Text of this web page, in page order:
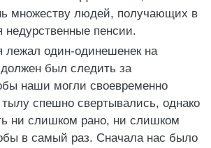
множеству людей, получающих в
недурственные пенсии.
лежал один-одинешенек на
был следить за
наши могли своевременно
спешно свертывались, однако
ни слишком рано, ни слишком
в самый раз. Сначала нас было